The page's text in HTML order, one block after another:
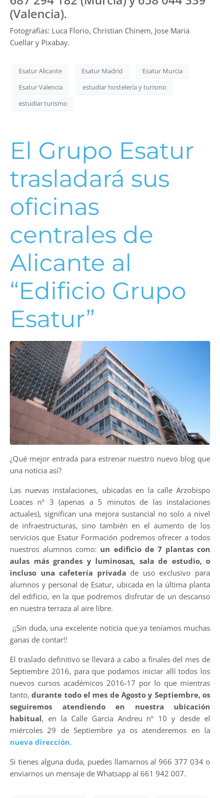
(Valencia).
Fotografías: Luca Florio, Christian Chinem, Jose Maria
Cuellar y Pixabay.
Esatur Alicante Esatur Madrid
Esatur Murcia
Esatur Valencia
estudiar hostelería y turismo
estudiar turismo
El Grupo Esatur
trasladará sus
oficinas
centrales de
Alicante al
“Edificio Grupo
Esatur”
¿Qué mejor entrada para estrenar nuestro nuevo blog que
una noticia así?
Las nuevas instalaciones, ubicadas en la calle Arzobispo
Loaces nº 3 (apenas a 5 minutos de las instalaciones
actuales), significan una mejora sustancial no solo a nivel
de infraestructuras, sino también en el aumento de los
servicios que Esatur Formación podremos ofrecer a todos
nuestros alumnos como: un edificio de 7 plantas con
aulas más grandes y luminosas, sala de estudio, o
incluso una cafetería privada de uso exclusivo para
alumnos y personal de Esatur, ubicada en la última planta
del edificio, en la que podremos disfrutar de un descanso
en nuestra terraza al aire libre.
¡¡Sin duda, una excelente noticia que ya teníamos muchas
ganas de contar!!
El traslado definitivo se llevará a cabo a finales del mes de
Septiembre 2016, para que podamos iniciar allí todos los
nuevos cursos académicos 2016-17 por lo que mientras
tanto,durante todo el mes de Agosto y Septiembre, os
seguiremos atendiendo en nuestra ubicación
habitual, en la Calle García Andreu nº 10y desde el
miércoles 29 de Septiembre ya os atenderemos en la
nueva dirección.
Si tienes alguna duda, puedes llamarnos al 966 377 034 o
enviarnos un mensaje de Whatsapp al 661 942 007.